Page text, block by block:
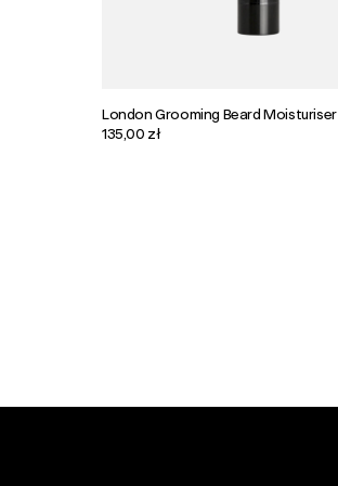
London Grooming Beard Moisturiser
135,00 zł